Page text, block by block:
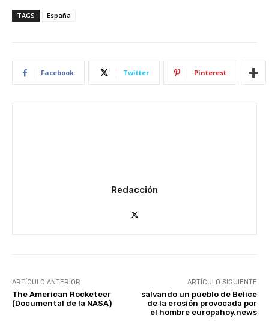
TAGS España
Facebook Twitter Pinterest
Redacción
ARTÍCULO ANTERIOR
The American Rocketeer
(Documental de la NASA)
ARTÍCULO SIGUIENTE
salvando un pueblo de Belice
de la erosión provocada por
el hombre europahoy.news